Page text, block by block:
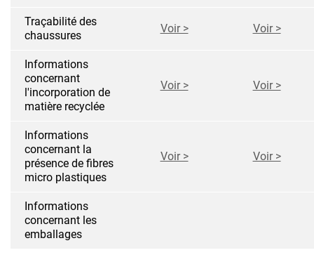
Traçabilité des
chaussures
Voir > Voir >
Informations
concernant
l'incorporation de
matière recyclée
Voir > Voir >
Informations
concernant la
présence de fibres
micro plastiques
Voir > Voir >
Informations
concernant les
emballages